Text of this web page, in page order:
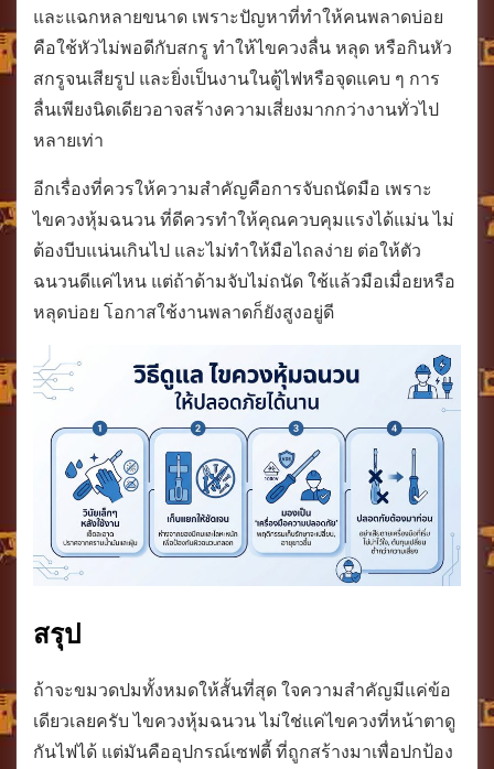
และแฉกหลายขนาด เพราะปัญหาที่ทำให้คนพลาดบ่อย
คือใช้หัวไม่พอดีกับสกรู ทำให้ไขควงลื่น หลุด หรือกินหัว
สกรูจนเสียรูป และยิ่งเป็นงานในตู้ไฟหรือจุดแคบ ๆ การ
ลื่นเพียงนิดเดียวอาจสร้างความเสี่ยงมากกว่างานทั่วไป
หลายเท่า
อีกเรื่องที่ควรให้ความสำคัญคือการจับถนัดมือ เพราะ
ไขควงหุ้มฉนวน ที่ดีควรทำให้คุณควบคุมแรงได้แม่น ไม่
ต้องบีบแน่นเกินไป และไม่ทำให้มือไถลง่าย ต่อให้ตัว
ฉนวนดีแค่ไหน แต่ถ้าด้ามจับไม่ถนัด ใช้แล้วมือเมื่อยหรือ
หลุดบ่อย โอกาสใช้งานพลาดก็ยังสูงอยู่ดี
สรุป
ถ้าจะขมวดปมทั้งหมดให้สั้นที่สุด ใจความสำคัญมีแค่ข้อ
เดียวเลยครับ ไขควงหุ้มฉนวน ไม่ใช่แค่ไขควงที่หน้าตาดู
กันไฟได้ แต่มันคืออุปกรณ์เซฟตี้ ที่ถูกสร้างมาเพื่อปกป้อง